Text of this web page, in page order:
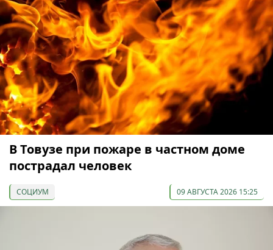
В Товузе при пожаре в частном доме
пострадал человек
СОЦИУМ 09 АВГУСТА 2026 15:25